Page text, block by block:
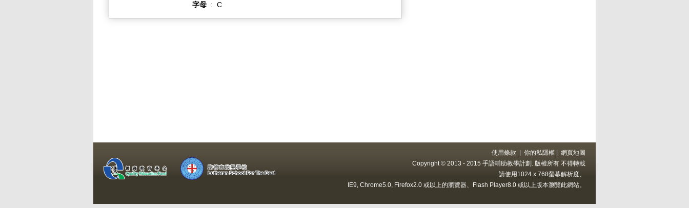
字母 : C
使用條款 你的私隱權
網頁地圖
Copyright © 2013 - 2015 手語輔助教學計劃. 版權所有 不得轉載
請使用1024 x 768螢幕解析度、
IE9, Chrome5.0, Firefox2.0 或以上的瀏覽器、Flash Player8.0 或以上版本瀏覽此網站。